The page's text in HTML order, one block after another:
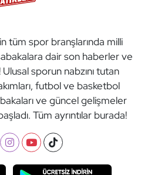
tüm spor branşlarında milli
dair son haberler ve
sporun nabzını tutan
futbol ve basketbol
ve güncel gelişmeler
Tüm ayrıntılar burada!